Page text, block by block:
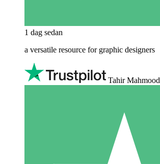
1 dag sedan
a versatile resource for graphic designers
Tahir Mahmood